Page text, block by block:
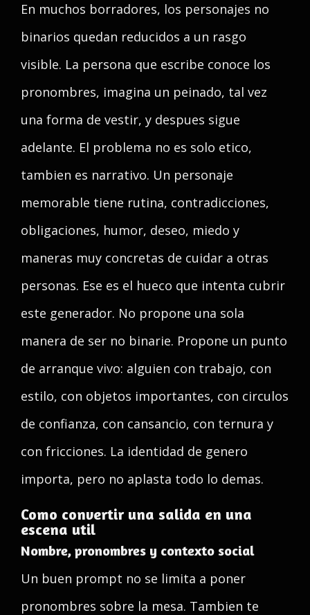
En muchos borradores, los personajes no
binarios quedan reducidos a un rasgo
visible. La persona que escribe conoce los
pronombres, imagina un peinado, tal vez
una forma de vestir, y despues sigue
adelante. El problema no es solo etico,
tambien es narrativo. Un personaje
memorable tiene rutina, contradicciones,
obligaciones, humor, deseo, miedo y
maneras muy concretas de cuidar a otras
personas. Ese es el hueco que intenta cubrir
este generador. No propone una sola
manera de ser no binarie. Propone un punto
de arranque vivo: alguien con trabajo, con
estilo, con objetos importantes, con circulos
de confianza, con cansancio, con ternura y
con fricciones. La identidad de genero
importa, pero no aplasta todo lo demas.
Como convertir una salida en una
escena util
Nombre, pronombres y contexto social
Un buen prompt no se limita a poner
pronombres sobre la mesa. Tambien te